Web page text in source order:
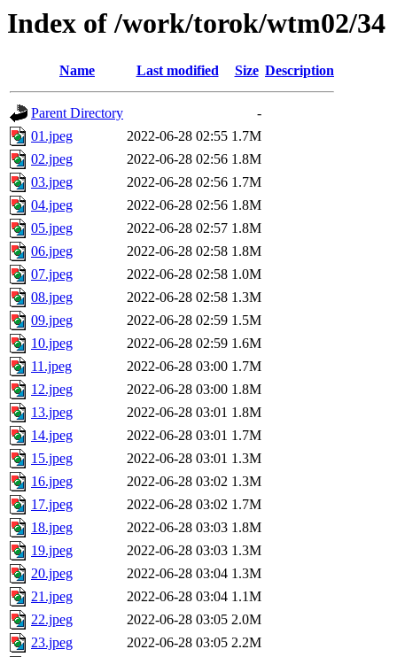
Index of /work/torok/wtm02/34
Name Last modified Size Description
Parent Directory
-
01.jpeg
2022-06-28 02:55 1.7M
02.jpeg
2022-06-28 02:56 1.8M
03.jpeg
2022-06-28 02:56 1.7M
04.jpeg
2022-06-28 02:56 1.8M
05.jpeg
2022-06-28 02:57 1.8M
06.jpeg
2022-06-28 02:58 1.8M
07.jpeg
2022-06-28 02:58 1.0M
08.jpeg
2022-06-28 02:58 1.3M
09.jpeg
2022-06-28 02:59 1.5M
10.jpeg
2022-06-28 02:59 1.6M
11.jpeg
2022-06-28 03:00 1.7M
12.jpeg
2022-06-28 03:00 1.8M
13.jpeg
2022-06-28 03:01 1.8M
14.jpeg
2022-06-28 03:01 1.7M
15.jpeg
2022-06-28 03:01 1.3M
16.jpeg
2022-06-28 03:02 1.3M
17.jpeg
2022-06-28 03:02 1.7M
18.jpeg
2022-06-28 03:03 1.8M
19.jpeg
2022-06-28 03:03 1.3M
20.jpeg
2022-06-28 03:04 1.3M
21.jpeg
2022-06-28 03:04 1.1M
22.jpeg
2022-06-28 03:05 2.0M
23.jpeg
2022-06-28 03:05 2.2M